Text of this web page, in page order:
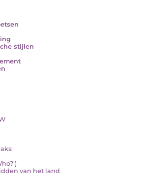
stijlen
van het land